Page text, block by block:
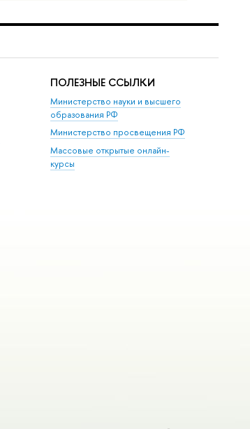
ПОЛЕЗНЫЕ ССЫЛКИ
Министерство науки и высшего
образования РФ
Министерство просвещения РФ
Массовые открытые онлайн-
курсы